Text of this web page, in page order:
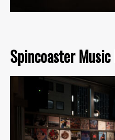
Spincoaster Music